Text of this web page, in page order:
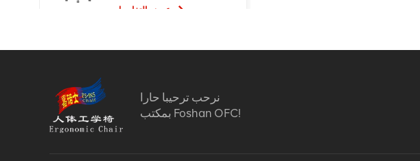
للاستخدام المكتبي
تصميم جديد عالي الجودة
عرض التفاصيل
نرحب ترحيبا حارا
بمكتب Foshan OFC!